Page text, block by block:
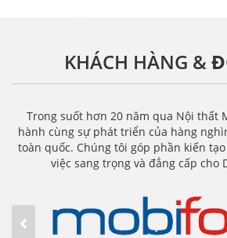
KHÁCH HÀNG &
Trong suốt hơn 20 năm qua Nội thất
hành cùng sự phát triển của hàng
toàn quốc. Chúng tôi góp phần kiến
việc sang trọng và đẳng cấp cho